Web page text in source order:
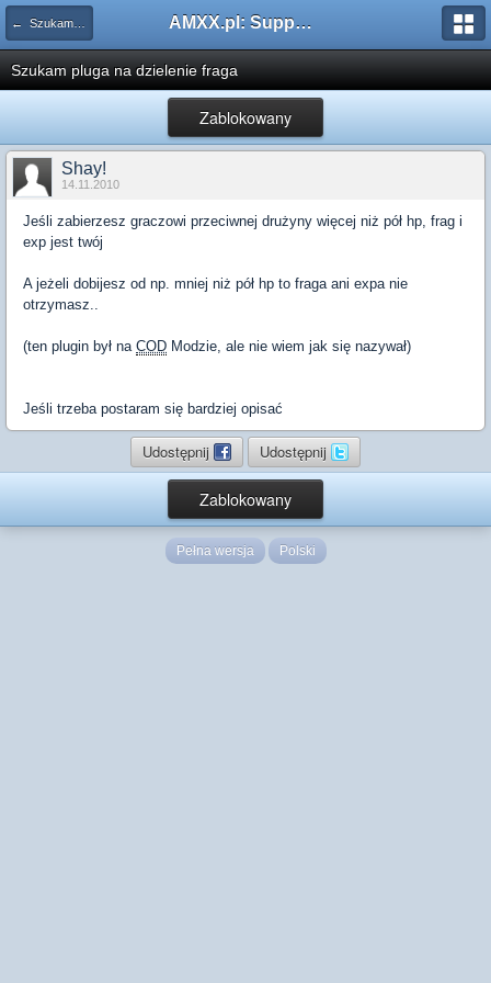
← Szukam pluginu AMXX.pl: Support AMX Mod X i SourceMod
Szukam pluga na dzielenie fraga
Zablokowany
Shay!
14.11.2010
Jeśli zabierzesz graczowi przeciwnej drużyny więcej niż pół hp, frag i
exp jest twój
A jeżeli dobijesz od np. mniej niż pół hp to fraga ani expa nie
otrzymasz..
(ten plugin był na COD Modzie, ale nie wiem jak się nazywał)
Jeśli trzeba postaram się bardziej opisać
Udostępnij Udostępnij
Zablokowany
Pełna wersja Polski